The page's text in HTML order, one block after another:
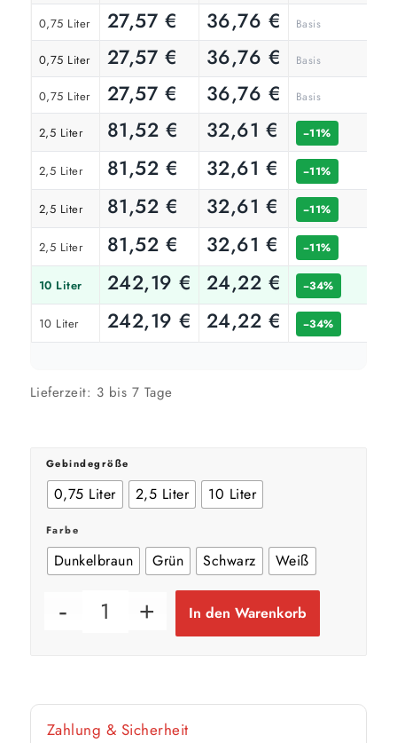
🎨 Jetziger Zustand
Farbig / dunkel
2 Anstriche empfohlen
Weiß / hell
1 Anstrich reicht meist
Werte sind Richtwerte und können je nach Untergrund und Werkzeug
abweichen. Für 10 % Reserve wird automatisch aufgerundet.
0,75 Liter 27,57 € 36,76 € Basis
0,75 Liter 27,57 € 36,76 € Basis
0,75 Liter 27,57 € 36,76 € Basis
2,5 Liter 81,52 € 32,61 € −11%
2,5 Liter 81,52 € 32,61 € −11%
2,5 Liter 81,52 € 32,61 € −11%
2,5 Liter 81,52 € 32,61 € −11%
10 Liter 242,19€ 24,22 € −34%
10 Liter 242,19€ 24,22 € −34%
Lieferzeit: 3 bis 7 Tage
Gebindegröße
0,75 Liter 2,5 Liter 10 Liter
Farbe
Dunkelbraun Grün Schwarz Weiß
In den Warenkorb
Zahlung & Sicherheit